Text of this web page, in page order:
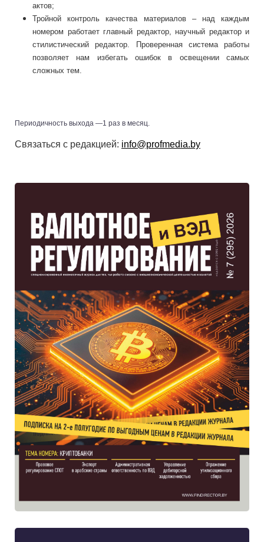
актов;
Тройной контроль качества материалов – над каждым
номером работает главный редактор, научный редактор и
стилистический редактор. Проверенная система работы
позволяет нам избегать ошибок в освещении самых
сложных тем.
Периодичность выхода —1 раз в месяц.
Связаться с редакцией: info@profmedia.by